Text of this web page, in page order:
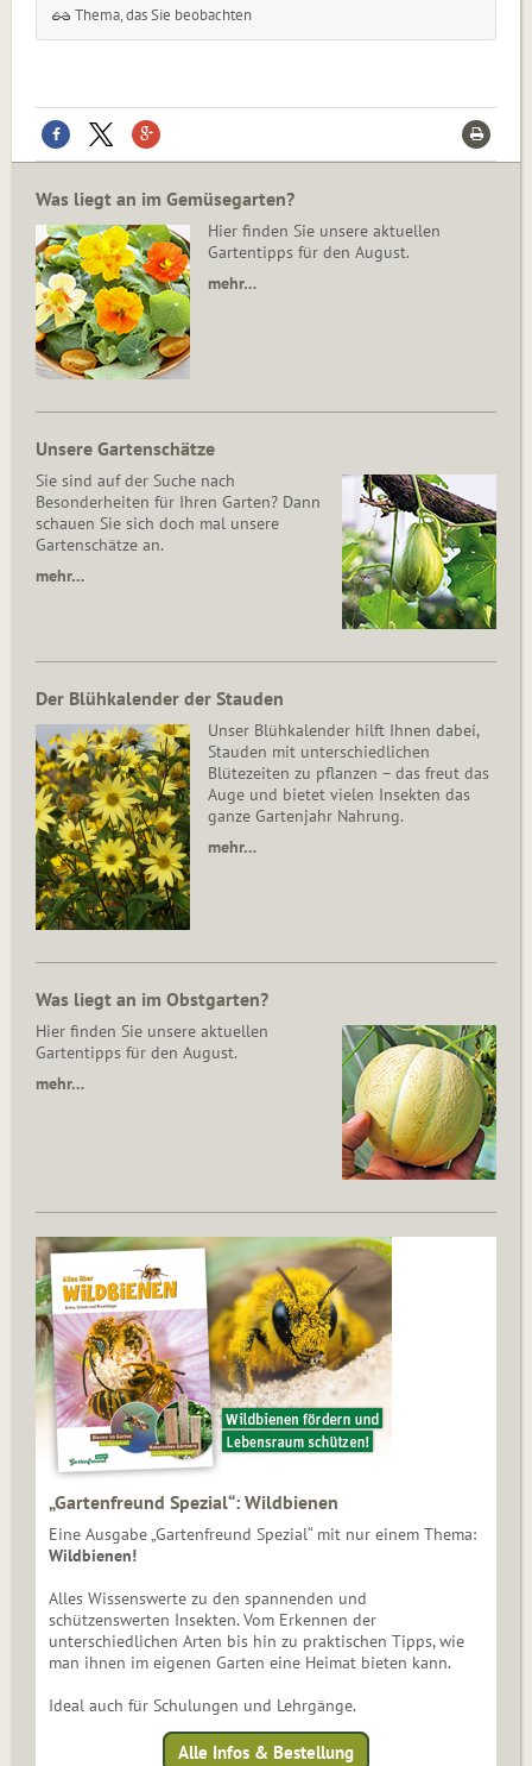
Thema, das Sie beobachten
Was liegt an im Gemüsegarten?
Hier finden Sie unsere aktuellen
Gartentipps für den August.
mehr…
Unsere Gartenschätze
Sie sind auf der Suche nach
Besonderheiten für Ihren Garten? Dann
schauen Sie sich doch mal unsere
Gartenschätze an.
mehr…
Der Blühkalender der Stauden
Unser Blühkalender hilft Ihnen dabei,
Stauden mit unterschiedlichen
Blütezeiten zu pflanzen – das freut das
Auge und bietet vielen Insekten das
ganze Gartenjahr Nahrung.
mehr…
Was liegt an im Obstgarten?
Hier finden Sie unsere aktuellen
Gartentipps für den August.
mehr…
„Gartenfreund Spezial“: Wildbienen
Eine Ausgabe „Gartenfreund Spezial“ mit nur einem Thema:
Wildbienen!
Alles Wissenswerte zu den spannenden und
schützenswerten Insekten. Vom Erkennen der
unterschiedlichen Arten bis hin zu praktischen Tipps, wie
man ihnen im eigenen Garten eine Heimat bieten kann.
Ideal auch für Schulungen und Lehrgänge.
Alle Infos & Bestellung